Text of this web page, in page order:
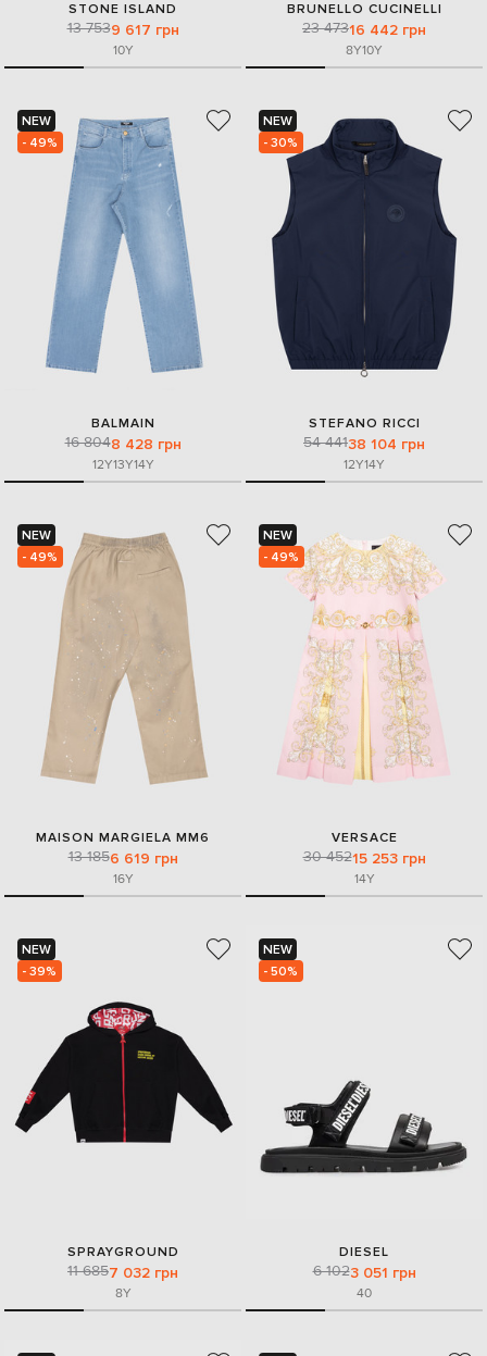
STONE ISLAND
13 7539 617 грн
10Y
BRUNELLO CUCINELLI
23 47316 442 грн
8Y10Y
NEW
- 49%
BALMAIN
16 8048 428 грн
12Y13Y14Y
NEW
- 30%
STEFANO RICCI
54 44138 104 грн
12Y14Y
NEW
- 49%
MAISON MARGIELA MM6
13 1856 619 грн
16Y
NEW
- 49%
VERSACE
30 45215 253 грн
14Y
NEW
- 39%
SPRAYGROUND
11 6857 032 грн
8Y
NEW
- 50%
DIESEL
6 1023 051 грн
40